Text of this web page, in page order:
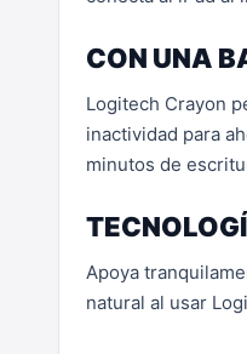
CON UNA
Logitech Crayon
inactividad para
minutos de
Apoya
natural al usar